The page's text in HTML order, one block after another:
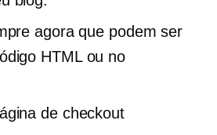
agora que podem ser
HTML ou no
de checkout